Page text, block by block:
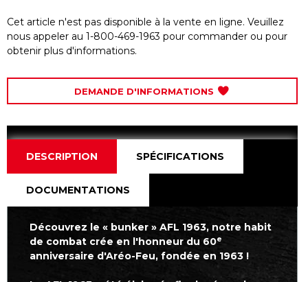
Cet article n'est pas disponible à la vente en ligne. Veuillez
nous appeler au 1-800-469-1963 pour commander ou pour
obtenir plus d'informations.
DEMANDE D'INFORMATIONS
DESCRIPTION SPÉCIFICATIONS
DOCUMENTATIONS
Découvrez le « bunker » AFL 1963, notre habit
de combat crée en l'honneur du 60e
anniversaire d'Aréo-Feu, fondée en 1963 !